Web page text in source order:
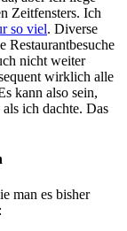
Zeitfensters. Ich
so viel. Diverse
Restaurantbesuche
nicht weiter
wirklich alle
kann also sein,
ich dachte. Das
man es bisher